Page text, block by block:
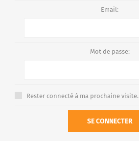
Email:
Mot de passe:
Rester connecté à ma prochaine visite.
SE CONNECTER